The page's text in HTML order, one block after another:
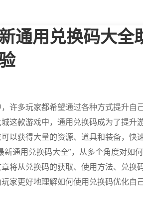
通用兑换码大全
许多玩家都希望通过各种方式提升自
这款游戏中，通用兑换码成为了提升
以获得大量的资源、道具和装备，快
新通用兑换码大全”，从多个角度对如
将从兑换码的获取、使用方法、兑换
家更好地理解如何使用兑换码优化自